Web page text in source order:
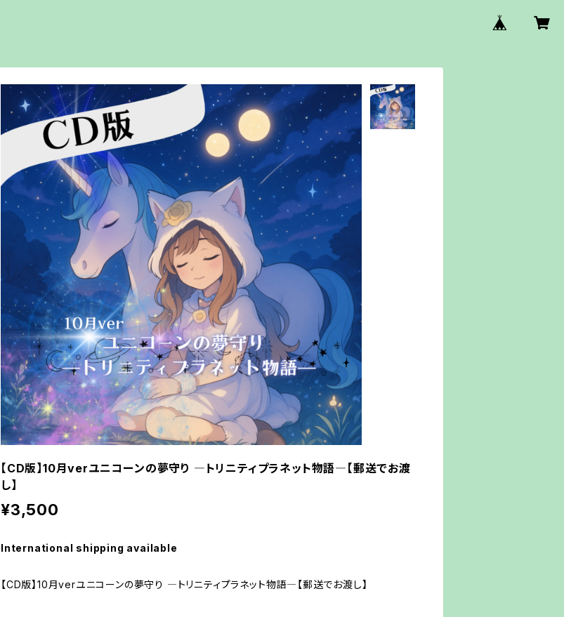
【CD版】10月verユニコーンの夢守り ―トリニティプラネット物語―【郵送でお渡
し】
¥3,500
International shipping available
【CD版】10月verユニコーンの夢守り ―トリニティプラネット物語―【郵送でお渡し】